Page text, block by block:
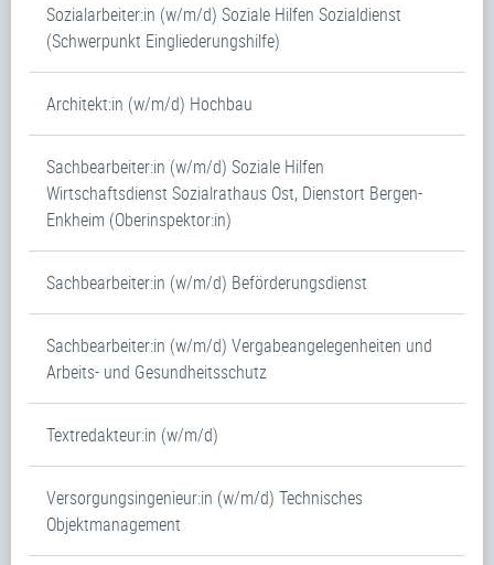
Sozialarbeiter:in (w/m/d) Soziale Hilfen Sozialdienst
(Schwerpunkt Eingliederungshilfe)
Architekt:in (w/m/d) Hochbau
Sachbearbeiter:in (w/m/d) Soziale Hilfen
Wirtschaftsdienst Sozialrathaus Ost, Dienstort Bergen-
Enkheim (Oberinspektor:in)
Sachbearbeiter:in (w/m/d) Beförderungsdienst
Sachbearbeiter:in (w/m/d) Vergabeangelegenheiten und
Arbeits- und Gesundheitsschutz
Textredakteur:in (w/m/d)
Versorgungsingenieur:in (w/m/d) Technisches
Objektmanagement